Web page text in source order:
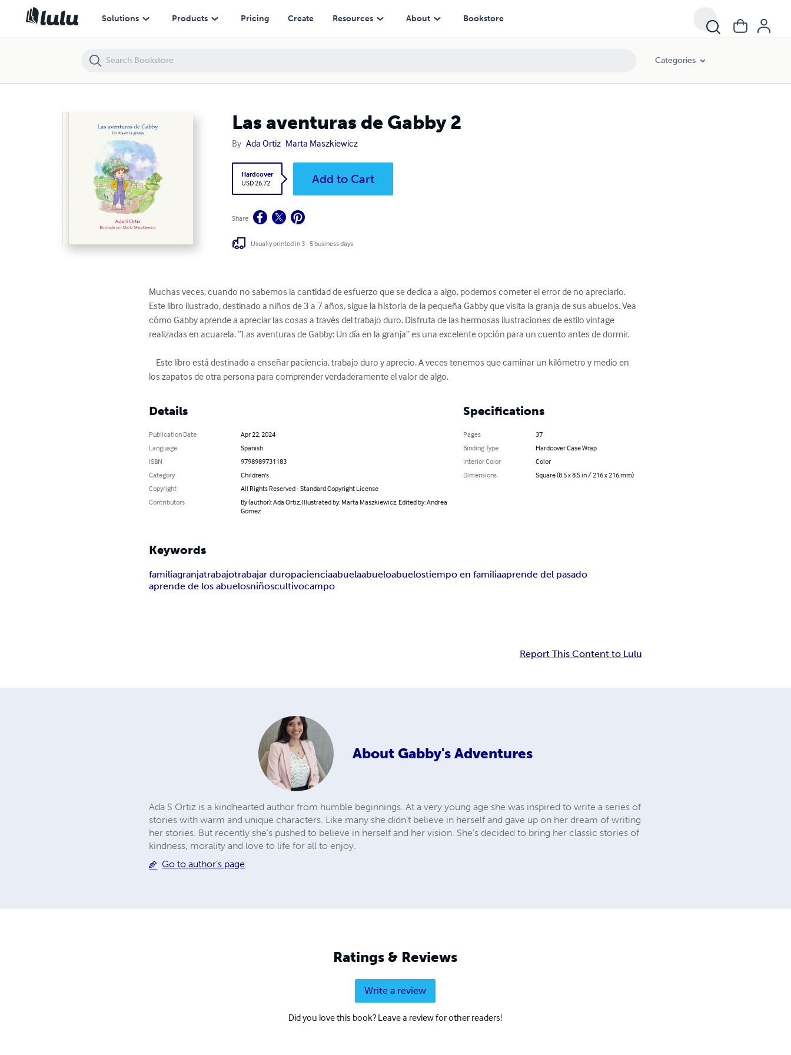
Solutions Products Pricing Create Resources About Bookstore
Categories
Las aventuras de Gabby 2
By Ada Ortiz Marta Maszkiewicz
Hardcover
USD 26.72
Add to Cart
Share
Usually printed in 3 - 5 business days
Muchas veces, cuando no sabemos la cantidad de esfuerzo que se dedica a algo, podemos cometer el error de no apreciarlo.
Este libro ilustrado, destinado a niños de 3 a 7 años, sigue la historia de la pequeña Gabby que visita la granja de sus abuelos. Vea
cómo Gabby aprende a apreciar las cosas a través del trabajo duro. Disfruta de las hermosas ilustraciones de estilo vintage
realizadas en acuarela. “Las aventuras de Gabby: Un día en la granja” es una excelente opción para un cuento antes de dormir.
los zapatos de otra persona para comprender verdaderamente el valor de algo.
Details
Publication Date
Apr 22, 2024
Language
Spanish
ISBN
9798989731183
Category
Children's
Copyright
All Rights Reserved - Standard Copyright License
Contributors
By (author): Ada Ortiz, Illustrated by: Marta Maszkiewicz, Edited by: Andrea
Gomez
Specifications
Pages
37
Binding Type
Hardcover Case Wrap
Interior Color
Color
Dimensions
Square (8.5 x 8.5 in / 216 x 216 mm)
Keywords
familiagranjatrabajotrabajar duropacienciaabuelaabueloabuelostiempo en familiaaprende del pasado
aprende de los abuelosniñoscultivocampo
Report This Content to Lulu
About Gabby's Adventures
Ada S Ortiz is a kindhearted author from humble beginnings. At a very young age she was inspired to write a series of
stories with warm and unique characters. Like many she didn't believe in herself and gave up on her dream of writing
her stories. But recently she's pushed to believe in herself and her vision. She's decided to bring her classic stories of
kindness, morality and love to life for all to enjoy.
Go to author's page
Ratings & Reviews
Write a review
Did you love this book? Leave a review for other readers!
Las aventuras de Gabby 2